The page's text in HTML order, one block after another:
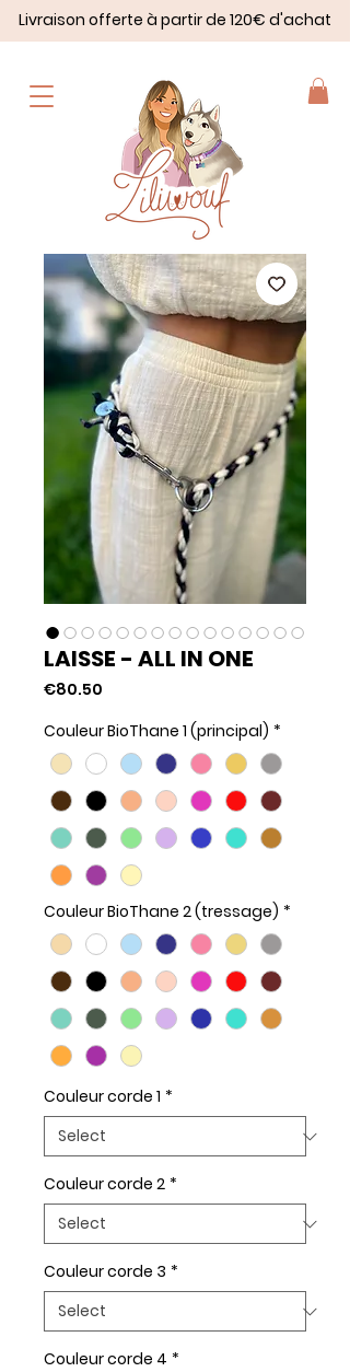
Livraison offerte à partir de 120€ d'achat
LAISSE - ALL IN ONE
€80.50
Couleur BioThane 1 (principal) *
Couleur BioThane 2 (tressage) *
Couleur corde 1 *
Couleur corde 2 *
Couleur corde 3 *
Couleur corde 4 *